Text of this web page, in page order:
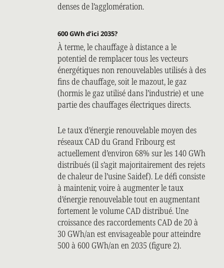
denses de l’agglomération.
600 GWh d’ici 2035?
À terme, le chauffage à distance a le
potentiel de remplacer tous les vecteurs
énergétiques non renouvelables utilisés à des
fins de chauffage, soit le mazout, le gaz
(hormis le gaz utilisé dans l’industrie) et une
partie des chauffages électriques directs.
Le taux d’énergie renouvelable moyen des
réseaux CAD du Grand Fribourg est
actuellement d’environ 68% sur les 140 GWh
distribués (il s’agit majoritairement des rejets
de chaleur de l’usine Saidef). Le défi consiste
à maintenir, voire à augmenter le taux
d’énergie renouvelable tout en augmentant
fortement le volume CAD distribué. Une
croissance des raccordements CAD de 20 à
30 GWh/an est envisageable pour atteindre
500 à 600 GWh/an en 2035 (figure 2).